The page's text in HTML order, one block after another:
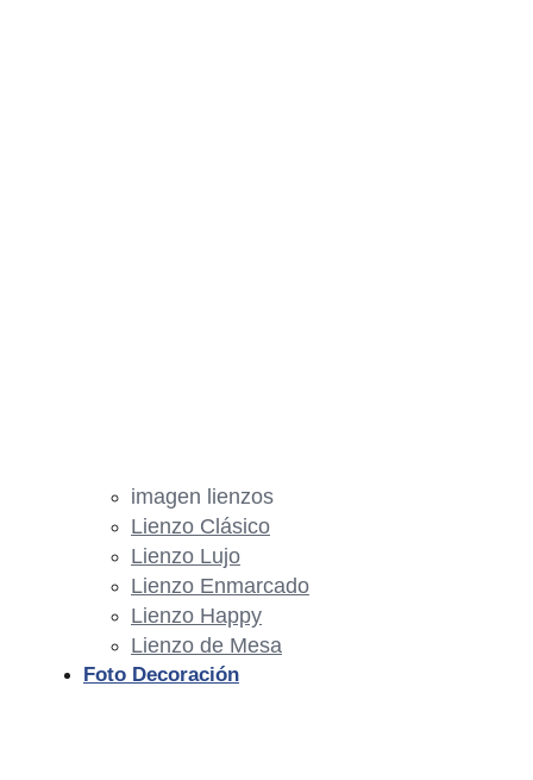
imagen lienzos
Lienzo Clásico
Lienzo Lujo
Lienzo Enmarcado
Lienzo Happy
Lienzo de Mesa
Foto Decoración